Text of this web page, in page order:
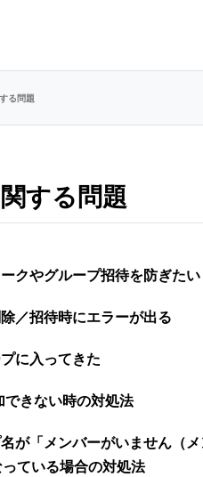
る問題
する問題
クやグループ招待を防ぎたい
／招待時にエラーが出る
に入ってきた
できない時の対処法
が「メンバーがいません（メ
ている場合の対処法